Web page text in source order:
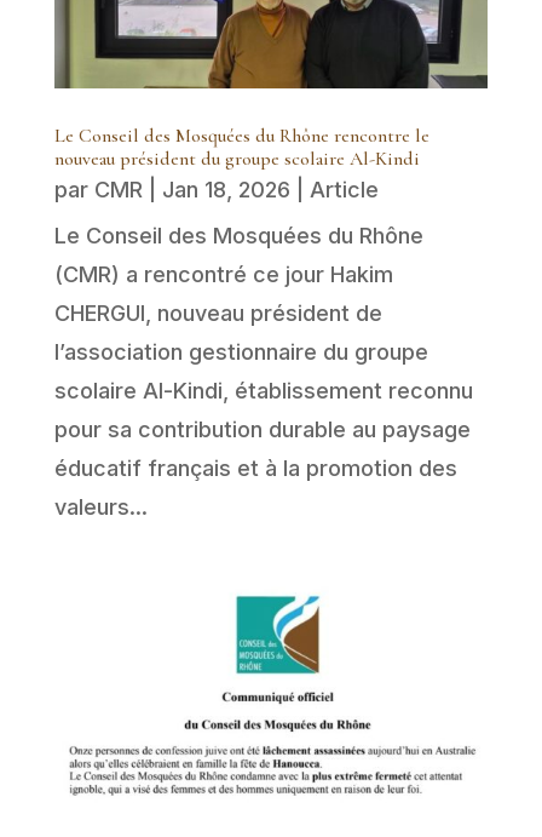
Le Conseil des Mosquées du Rhône rencontre le
nouveau président du groupe scolaire Al-Kindi
par CMR| Jan 18, 2026
Article
Le Conseil des Mosquées du Rhône
(CMR) a rencontré ce jour Hakim
CHERGUI, nouveau président de
l’association gestionnaire du groupe
scolaire Al-Kindi, établissement reconnu
pour sa contribution durable au paysage
éducatif français et à la promotion des
valeurs...